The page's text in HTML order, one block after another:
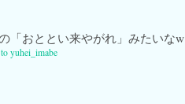
「おととい来やがれ」みたいなw
yuhei_imabe